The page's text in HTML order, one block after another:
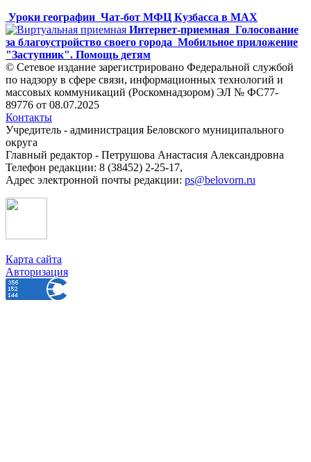
Уроки географии Чат-бот МФЦ Кузбасса в MAX
Интернет-приемная Голосование
за благоустройство своего города Мобильное приложение
"Заступник". Помощь детям
© Сетевое издание зарегистрировано Федеральной службой
по надзору в сфере связи, информационных технологий и
массовых коммуникаций (Роскомнадзором) ЭЛ № ФС77-
89776 от 08.07.2025
Контакты
Учредитель - администрация Беловского муниципального
округа
Главный редактор - Петрушова Анастасия Александровна
Телефон редакции: 8 (38452) 2-25-17,
Адрес электронной почты редакции: ps@belovorn.ru
Карта сайта
Авторизация